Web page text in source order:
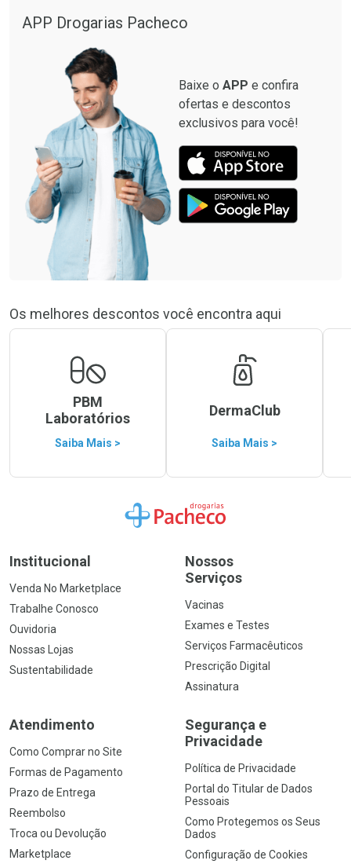
APP Drogarias Pacheco
Baixe o APP e confira
ofertas e descontos
exclusivos para você!
Os melhores descontos você encontra aqui
PBM
Laboratórios
Saiba Mais >
DermaClub
Saiba Mais >
Ir para a Home
Institucional
Venda No Marketplace
Trabalhe Conosco
Ouvidoria
Nossas Lojas
Sustentabilidade
Nossos
Serviços
Vacinas
Exames e Testes
Serviços Farmacêuticos
Prescrição Digital
Assinatura
Atendimento
Como Comprar no Site
Formas de Pagamento
Prazo de Entrega
Reembolso
Troca ou Devolução
Marketplace
Segurança e
Privacidade
Política de Privacidade
Portal do Titular de Dados
Pessoais
Como Protegemos os Seus
Dados
Configuração de Cookies